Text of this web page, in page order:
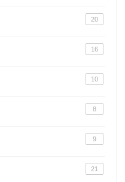
20
16
10
8
9
21